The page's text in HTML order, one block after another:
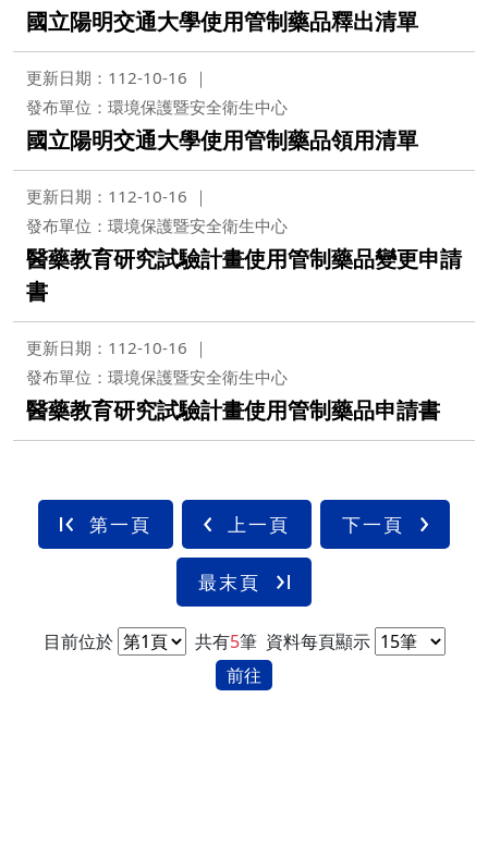
國立陽明交通大學使用管制藥品釋出清單
更新日期：112-10-16
發布單位：環境保護暨安全衛生中心
國立陽明交通大學使用管制藥品領用清單
更新日期：112-10-16
發布單位：環境保護暨安全衛生中心
醫藥教育研究試驗計畫使用管制藥品變更申請
書
更新日期：112-10-16
發布單位：環境保護暨安全衛生中心
醫藥教育研究試驗計畫使用管制藥品申請書
第一頁 上一頁 下一頁
最末頁
目前位於 共有5筆 資料每頁顯示
前往